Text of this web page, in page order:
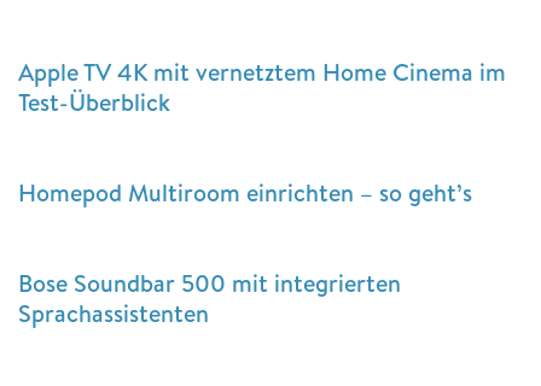
Apple TV 4K mit vernetztem Home Cinema im
Test-Überblick
Homepod Multiroom einrichten – so geht’s
Bose Soundbar 500 mit integrierten
Sprachassistenten